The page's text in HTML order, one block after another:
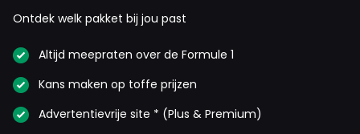
Ontdek welk pakket bij jou past
Altijd meepraten over de Formule 1
Kans maken op toffe prijzen
Advertentievrije site * (Plus & Premium)